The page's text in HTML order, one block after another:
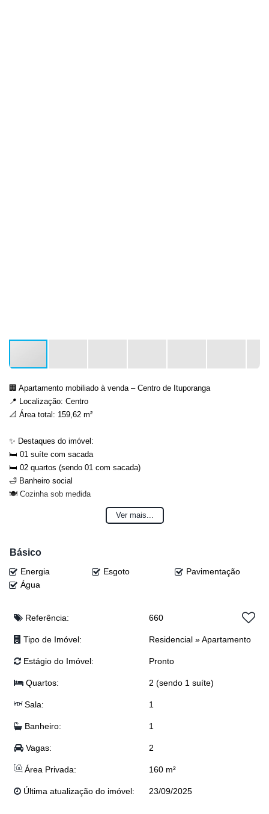
🏢 Apartamento mobiliado à venda – Centro de Ituporanga
📍 Localização: Centro
📐 Área total: 159,62 m²
✨ Destaques do imóvel:
🛏️ 01 suíte com sacada
🛏️ 02 quartos (sendo 01 com sacada)
🛁 Banheiro social
🍽️ Cozinha sob medida
🚗 02 vagas de garagem
💰 Valor: R$ 1.100.000,00
(Valor sujeito a alteração sem aviso prévio)
📞 Entre em contato agora mesmo e agende uma visita:
📲 Djonatan: (47) 99624-2007
📲 Josi: (47) 99243-5366
📲 Anderson: (47) 98468-0283
📲 Realiza Imobiliária: (47) 3300-0398
Ver mais...
Básico
Energia Esgoto
Pavimentação
Água
Referência: 660
Tipo de Imóvel: Residencial »Apartamento
Estágio do Imóvel: Pronto
Quartos: 2 (sendo 1 suíte)
Sala: 1
Banheiro: 1
Vagas: 2
Área Privada: 160 m²
Última atualização do imóvel: 23/09/2025